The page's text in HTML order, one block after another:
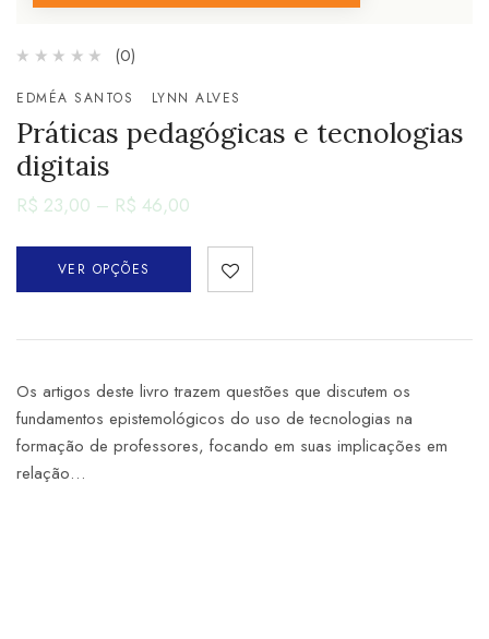
(0)
EDMÉA SANTOS LYNN ALVES
Práticas pedagógicas e tecnologias
digitais
R$ 23,00 – R$ 46,00
VER OPÇÕES
Os artigos deste livro trazem questões que discutem os
fundamentos epistemológicos do uso de tecnologias na
formação de professores, focando em suas implicações em
relação…